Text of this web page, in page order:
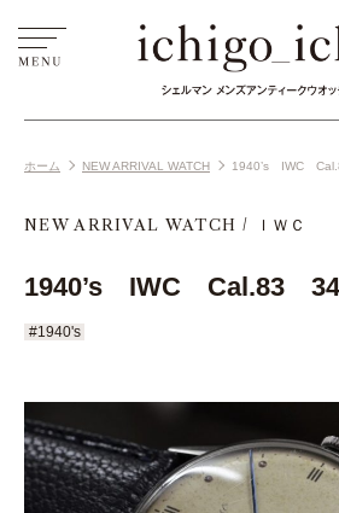
ホーム NEW ARRIVAL WATCH 1940’s IWC
NEW ARRIVAL WATCH ＩＷＣ
1940’s IWC Cal.83
#1940's